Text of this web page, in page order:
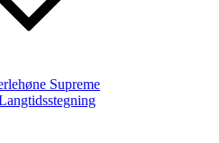
Supreme